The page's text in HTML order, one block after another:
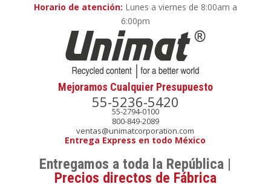
Horario de atención: Lunes a viernes de 8:00am a
6:00pm
Mejoramos Cualquier Presupuesto
55-5236-5420
55-2794-0100
800-849-2089
ventas@unimatcorporation.com
Entrega Express en todo México
Entregamos a toda la República |
Precios directos de Fábrica